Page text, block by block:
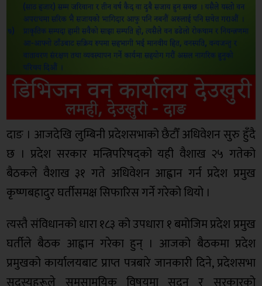
दाङ । आजदेखि लुम्बिनी प्रदेशसभाको छैटौँ अधिवेशन सुरु हुँदै
छ । प्रदेश सरकार मन्त्रिपरिषद्को यही वैशाख २५ गतेको
बैठकले वैशाख ३१ गते अधिवेशन आह्वान गर्न प्रदेश प्रमुख
कृष्णबहादुर घर्तीसमक्ष सिफारिस गर्ने गरेको थियो ।
त्यस्तै संविधानको धारा १८३ को उपधारा १ बमोजिम प्रदेश प्रमुख
घर्तीले बैठक आह्वान गरेका हुन् । आजको बैठकमा प्रदेश
प्रमुखको कार्यालयबाट प्राप्त पत्रबारे जानकारी दिने, प्रदेशसभा